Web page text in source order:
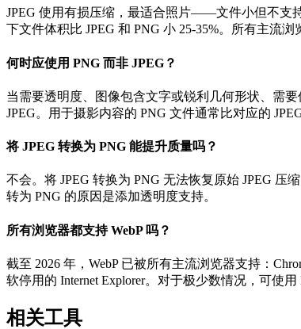
JPEG 使用有损压缩，最适合照片——文件小但不支
下文件体积比 JPEG 和 PNG 小 25-35%。所有主流浏
何时应使用 PNG 而非 JPEG？
当需要透明度、图像包含文字或锐利几何形状、需
JPEG。用于摄影内容的 PNG 文件通常比对应的 JPEG
将 JPEG 转换为 PNG 能提升质量吗？
不会。将 JPEG 转换为 PNG 无法恢复原始 JPEG
转为 PNG 的原因是添加透明度支持。
所有浏览器都支持 WebP 吗？
截至 2026 年，WebP 已被所有主流浏览器支持：
软停用的 Internet Explorer。对于极少数情况，可使
相关工具